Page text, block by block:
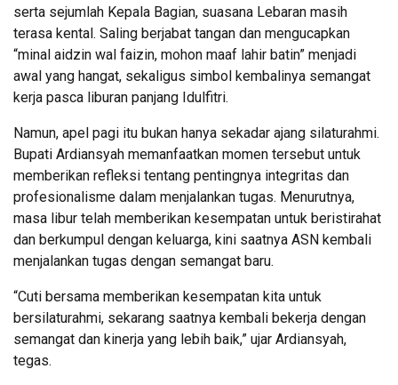
serta sejumlah Kepala Bagian, suasana Lebaran masih
terasa kental. Saling berjabat tangan dan mengucapkan
“minal aidzin wal faizin, mohon maaf lahir batin” menjadi
awal yang hangat, sekaligus simbol kembalinya semangat
kerja pasca liburan panjang Idulfitri.
Namun, apel pagi itu bukan hanya sekadar ajang silaturahmi.
Bupati Ardiansyah memanfaatkan momen tersebut untuk
memberikan refleksi tentang pentingnya integritas dan
profesionalisme dalam menjalankan tugas. Menurutnya,
masa libur telah memberikan kesempatan untuk beristirahat
dan berkumpul dengan keluarga, kini saatnya ASN kembali
menjalankan tugas dengan semangat baru.
“Cuti bersama memberikan kesempatan kita untuk
bersilaturahmi, sekarang saatnya kembali bekerja dengan
semangat dan kinerja yang lebih baik,” ujar Ardiansyah,
tegas.